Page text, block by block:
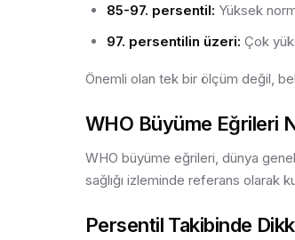
85-97. persentil: Yüksek
97. persentilin üzeri: Çok
Önemli olan tek bir ölçüm değil,
WHO Büyüme Eğrileri
WHO büyüme eğrileri, dünya
sağlığı izleminde referans olarak
Persentil Takibinde